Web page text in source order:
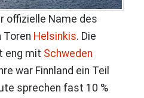
offizielle Name des
Toren Helsinkis. Die
eng mit Schweden
war Finnland ein Teil
sprechen fast 10 %